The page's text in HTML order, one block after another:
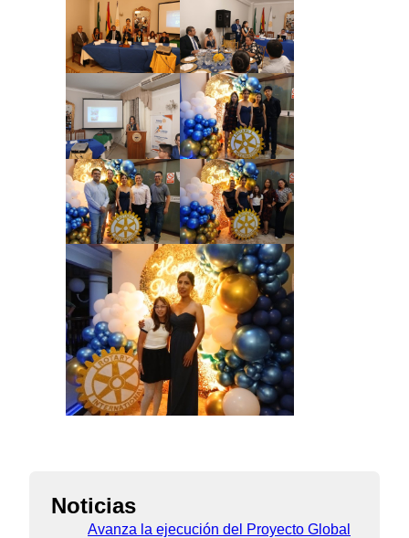
Noticias
Avanza la ejecución del Proyecto Global